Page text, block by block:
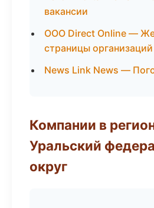
вакансии
ООО Direct Online —
страницы организаций
News Link News —
Компании в
Уральский
округ